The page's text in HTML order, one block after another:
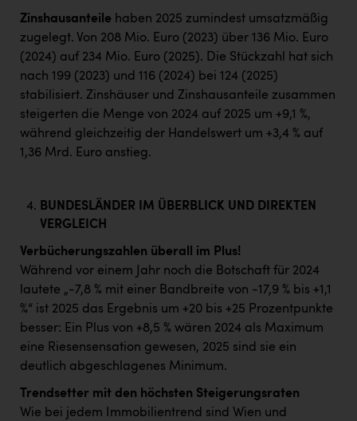
Zinshausanteile haben 2025 zumindest umsatzmäßig
zugelegt. Von 208 Mio. Euro (2023) über 136 Mio. Euro
(2024) auf 234 Mio. Euro (2025). Die Stückzahl hat sich
nach 199 (2023) und 116 (2024) bei 124 (2025)
stabilisiert. Zinshäuser und Zinshausanteile zusammen
steigerten die Menge von 2024 auf 2025 um +9,1 %,
während gleichzeitig der Handelswert um +3,4 % auf
1,36 Mrd. Euro anstieg.
BUNDESLÄNDER IM ÜBERBLICK UND DIREKTEN
VERGLEICH
Verbücherungszahlen überall im Plus!
Während vor einem Jahr noch die Botschaft für 2024
lautete „-7,8 % mit einer Bandbreite von -17,9 % bis +1,1
%“ ist 2025 das Ergebnis um +20 bis +25 Prozentpunkte
besser: Ein Plus von +8,5 % wären 2024 als Maximum
eine Riesensensation gewesen, 2025 sind sie ein
deutlich abgeschlagenes Minimum.
Trendsetter mit den höchsten Steigerungsraten
Wie bei jedem Immobilientrend sind Wien und